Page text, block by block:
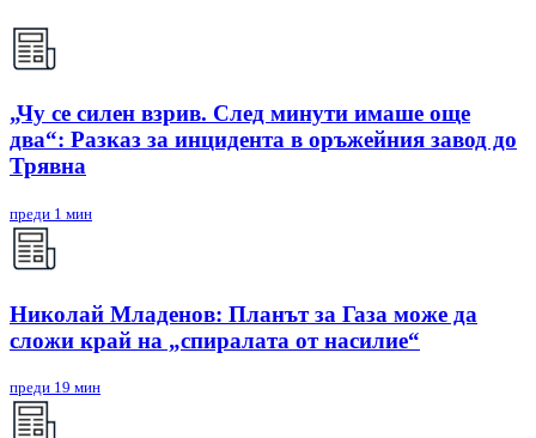
„Чу се силен взрив. След минути имаше още
два“: Разказ за инцидента в оръжейния завод до
Трявна
преди 1 мин
Николай Младенов: Планът за Газа може да
сложи край на „спиралата от насилие“
преди 19 мин